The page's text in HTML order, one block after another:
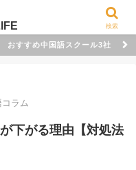
おすすめ中国語スクール3社
ラム
下がる理由【対処法
検索